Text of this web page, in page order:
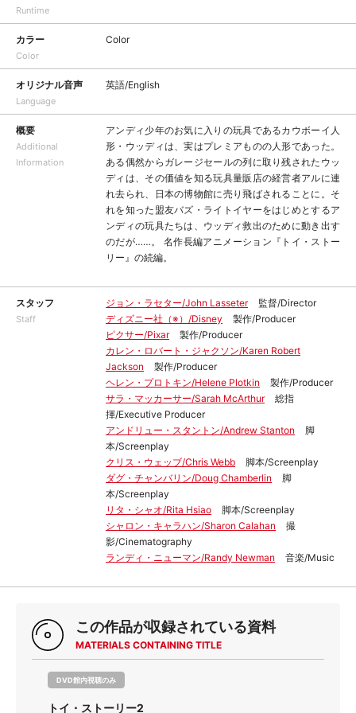
Runtime
カラー
Color
Color
オリジナル音声
Language
英語/English
概要
Additional
Information
アンディ少年のお気に入りの玩具であるカウボーイ人
形・ウッディは、実はプレミアものの人形であった。
ある偶然からガレージセールの列に取り残されたウッ
ディは、その価値を知る玩具量販店の経営者アルに連
れ去られ、日本の博物館に売り飛ばされることに。そ
れを知った盟友バズ・ライトイヤーをはじめとするア
ンディの玩具たちは、ウッディ救出のために動き出す
のだが……。 名作長編アニメーション『トイ・ストー
リー』の続編。
スタッフ
Staff
ジョン・ラセター/John Lasseter
監督/Director
ディズニー社（※）/Disney
製作/Producer
ピクサー/Pixar
製作/Producer
カレン・ロバート・ジャクソン/Karen Robert
Jackson
製作/Producer
ヘレン・プロトキン/Helene Plotkin
製作/Producer
サラ・マッカーサー/Sarah McArthur
総指
揮/Executive Producer
アンドリュー・スタントン/Andrew Stanton
脚
本/Screenplay
クリス・ウェッブ/Chris Webb
脚本/Screenplay
ダグ・チャンバリン/Doug Chamberlin
脚
本/Screenplay
リタ・シャオ/Rita Hsiao
脚本/Screenplay
シャロン・キャラハン/Sharon Calahan
撮
影/Cinematography
ランディ・ニューマン/Randy Newman
音楽/Music
この作品が収録されている資料
MATERIALS CONTAINING TITLE
DVD館内視聴のみ
トイ・ストーリー2